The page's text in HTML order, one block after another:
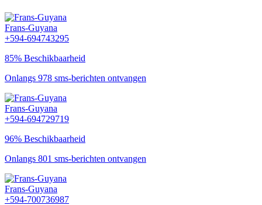
Frans-Guyana
+594-694743295
85% Beschikbaarheid
Onlangs 978 sms-berichten ontvangen
Frans-Guyana
+594-694729719
96% Beschikbaarheid
Onlangs 801 sms-berichten ontvangen
Frans-Guyana
+594-700736987